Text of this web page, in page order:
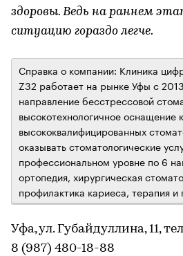
здоровы. Ведь на раннем
ситуацию гораздо легче.
Справка о компании: Клиника
Z32 работает на рынке Уфы с
направление бесстрессовой
высокотехнологичное оснащение
высококвалифицированных
оказывать стоматологические
профессиональном уровне по 6
ортопедия, хирургическая
профилактика кариеса, терапия и
Уфа, ул. Губайдуллина, 11,
8 (987) 480-18-88